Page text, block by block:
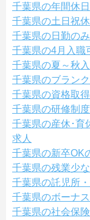
千葉県の年間休
千葉県の土日祝
千葉県の日勤の
千葉県の4月入職
千葉県の夏～秋
千葉県のブラン
千葉県の資格取
千葉県の研修制
千葉県の産休･育
求人
千葉県の新卒OK
千葉県の残業少
千葉県の託児所
千葉県のボーナ
千葉県の社会保